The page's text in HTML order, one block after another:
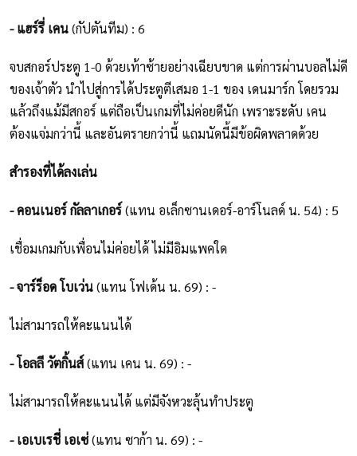
- แฮร์รี่ เคน(กัปตันทีม) : 6
จบสกอร์ประตู 1-0 ด้วยเท้าซ้ายอย่างเฉียบขาด แต่การผ่านบอลไม่ดี
ของเจ้าตัว นำไปสู่การได้ประตูตีเสมอ 1-1 ของ เดนมาร์ก โดยรวม
แล้วถึงแม้มีสกอร์ แต่ถือเป็นเกมที่ไม่ค่อยดีนัก เพราะระดับ เคน
ต้องแจ่มกว่านี้ และอันตรายกว่านี้ แถมนัดนี้มีข้อผิดพลาดด้วย
สำรองที่ได้ลงเล่น
- คอนเนอร์ กัลลาเกอร์(แทน อเล็กซานเดอร์-อาร์โนลด์ น. 54) : 5
เชื่อมเกมกับเพื่อนไม่ค่อยได้ ไม่มีอิมแพคใด
- จาร์ร็อด โบเว่น(แทน โฟเด้น น. 69) : -
ไม่สามารถให้คะแนนได้
- โอลลี วัตกิ้นส์(แทน เคน น. 69) : -
ไม่สามารถให้คะแนนได้ แต่มีจังหวะลุ้นทำประตู
- เอเบเรชี่ เอเซ่(แทน ซาก้า น. 69) : -